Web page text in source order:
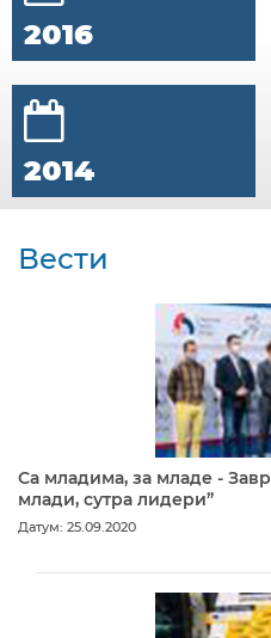
2016
2014
Вести
Са младима, за младе -
млади, сутра лидери”
Датум: 25.09.2020